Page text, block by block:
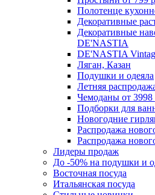
Полотенце
Декоративные
Декоративные
DE'NASTIA
DE'NASTIA
Ляган, Казан
Подушки и одеяла
Летняя
Чемоданы от 3998
Подборки для
Новогодние
Распродажа
Распродажа
Лидеры продаж
До -50% на подушки и
Восточная посуда
Итальянская посуда